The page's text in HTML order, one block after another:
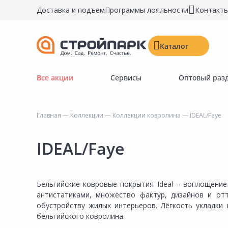
Доставка и подъемПрограммы лояльности Контакты
Каталог
Строительные материалы
Инструменты и крепёж
Керамическая плитка
Потолочные и стеновые покрытия
Краски, герметики, пропитки
Все акции Сервисы Оптовый
Главная — Коллекции — Коллекции ковролина — IDEAL/Faye
IDEAL/Faye
Бельгийские ковровые покрытия Ideal –
антистатиками, множество фактур, дизайнов и
обустройству жилых интерьеров. Лёгкость
бельгийского ковролина.